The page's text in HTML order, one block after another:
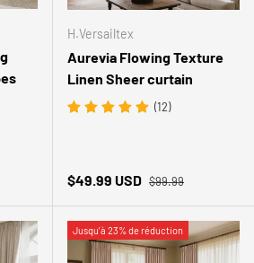
H.Versailtex
Aurevia Flowing Texture
Linen Sheer curtain
(12)
Prix soldé
$49.99 USD Prix habituel
$99.99
Jusqu’à 23% de réduction